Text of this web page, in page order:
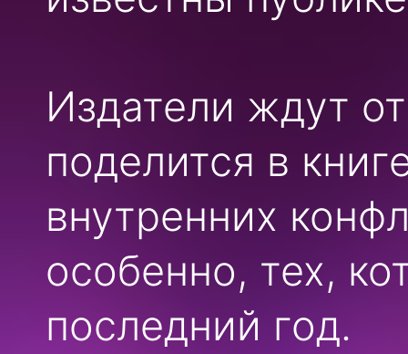
Издатели ждут
поделится в
внутренних
особенно, тех,
последний год.